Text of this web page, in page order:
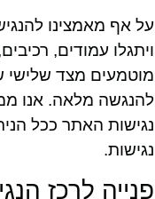
על אף מאמצינו
מוטמעים מצד שלישי
להנגשה מלאה. אנו
נגישות האתר ככל
נגישות.
פנייה לרכז